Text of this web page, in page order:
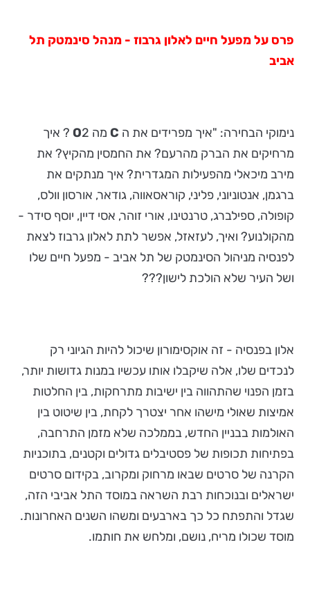
פרס על מפעל חיים לאלון גרבוז - מנהל סינמטק תל
אביב
נימוקי הבחירה: "איך מפרידים את ה C מה O 2 ? איך
מרחיקים את הברק מהרעם? את החמסין מהקיץ? את
מירב מיכאלי מהפעילות המגדרית? איך מנתקים את
ברגמן, אנטוניוני, פליני, קוראסאווה, גודאר, אורסון וולס,
קופולה, ספילברג, טרנטינו, אורי זוהר, אסי דיין, יוסף סידר -
מהקולנוע? ואיך, לעזאזל, אפשר לתת לאלון גרבוז לצאת
לפנסיה מניהול הסינמטק של תל אביב - מפעל חיים שלו
ושל העיר שלא הולכת לישון???
אלון בפנסיה - זה אוקסימורון שיכול להיות הגיוני רק
לנכדים שלו, אלה שיקבלו אותו עכשיו במנות גדושות יותר,
בזמן הפנוי שהתהווה בין ישיבות מתרחקות, בין החלטות
אמיצות שאולי מישהו אחר יצטרך לקחת, בין שיטוט בין
האולמות בבניין החדש, בממלכה שלא מזמן התרחבה,
בפתיחות תכופות של פסטיבלים גדולים וקטנים, בתוכניות
הקרנה של סרטים שבאו מרחוק ומקרוב, בקידום סרטים
ישראלים ובנוכחות רבת השראה במוסד התל אביבי הזה,
שגדל והתפתח כל כך בארבעים ומשהו השנים האחרונות.
מוסד שכולו מריח, נושם, ומלחש את חותמו.